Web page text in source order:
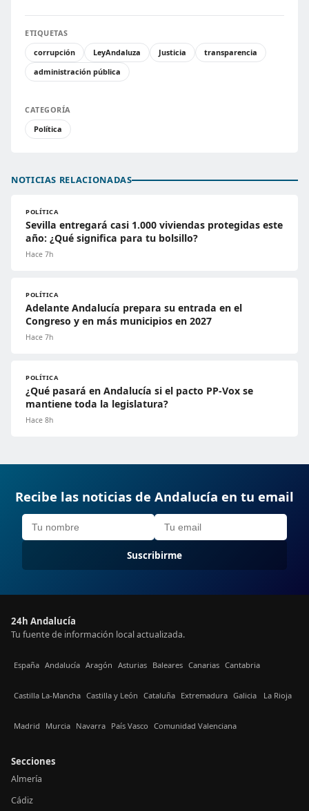
ETIQUETAS
corrupción
LeyAndaluza Justicia
transparencia
administración pública
CATEGORÍA
Política
NOTICIAS RELACIONADAS
POLÍTICA
Sevilla entregará casi 1.000 viviendas protegidas este
año: ¿Qué significa para tu bolsillo?
Hace 7h
POLÍTICA
Adelante Andalucía prepara su entrada en el
Congreso y en más municipios en 2027
Hace 7h
POLÍTICA
¿Qué pasará en Andalucía si el pacto PP-Vox se
mantiene toda la legislatura?
Hace 8h
Recibe las noticias de Andalucía en tu email
Suscribirme
24h Andalucía
Tu fuente de información local actualizada.
España Andalucía Aragón Asturias Baleares Canarias Cantabria
Castilla La-Mancha Castilla y León Cataluña Extremadura Galicia La Rioja
Madrid Murcia Navarra País Vasco Comunidad Valenciana
Secciones
Almería
Cádiz